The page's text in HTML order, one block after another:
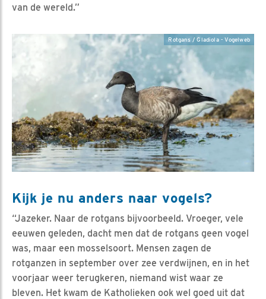
van de wereld.”
Rotgans / Gladiola - Vogelweb
Kijk je nu anders naar vogels?
“Jazeker. Naar de rotgans bijvoorbeeld. Vroeger, vele
eeuwen geleden, dacht men dat de rotgans geen vogel
was, maar een mosselsoort. Mensen zagen de
rotganzen in september over zee verdwijnen, en in het
voorjaar weer terugkeren, niemand wist waar ze
bleven. Het kwam de Katholieken ook wel goed uit dat